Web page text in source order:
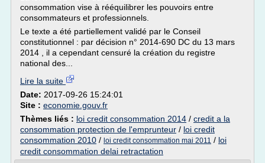
consommation vise à rééquilibrer les pouvoirs entre
consommateurs et professionnels.
Le texte a été partiellement validé par le Conseil
constitutionnel : par décision n° 2014-690 DC du 13 mars
2014 , il a cependant censuré la création du registre
national des...
Lire la suite
Date: 2017-09-26 15:24:01
Site : economie.gouv.fr
Thèmes liés : loi credit consommation 2014 / credit a la
consommation protection de l'emprunteur / loi credit
consommation 2010 / loi credit consommation mai 2011 / loi
credit consommation delai retractation